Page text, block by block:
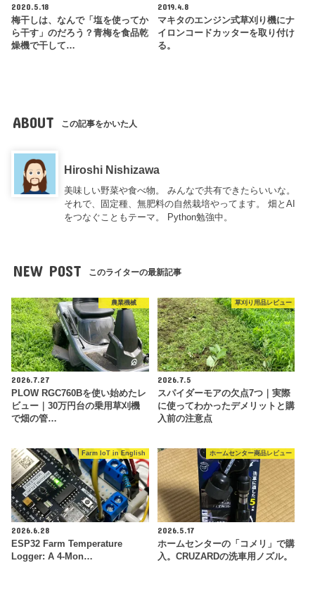
2020.5.18
梅干しは、なんで「塩を使ってか
ら干す」のだろう？青梅を食品乾
燥機で干して…
2019.4.8
マキタのエンジン式草刈り機にナ
イロンコードカッターを取り付け
る。
ABOUT この記事をかいた人
Hiroshi Nishizawa
美味しい野菜や食べ物。 みんなで共有できたらいいな。
それで、固定種、無肥料の自然栽培やってます。 畑とAI
をつなぐこともテーマ。 Python勉強中。
NEW POST このライターの最新記事
農業機械
2026.7.27
PLOW RGC760Bを使い始めたレ
ビュー｜30万円台の乗用草刈機
で畑の管…
草刈り用品レビュー
2026.7.5
スパイダーモアの欠点7つ｜実際
に使ってわかったデメリットと購
入前の注意点
Farm IoT in English
2026.6.28
ESP32 Farm Temperature
Logger: A 4-Mon…
ホームセンター商品レビュー
2026.5.17
ホームセンターの「コメリ」で購
入。CRUZARDの洗車用ノズル。